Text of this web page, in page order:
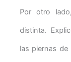
Por otro
distinta.
las piernas